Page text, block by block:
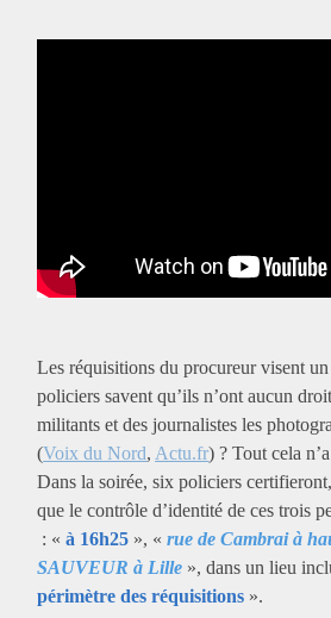
Les réquisitions du procureur visent
policiers savent qu’ils n’ont aucun
militants et des journalistes les
(Voix du Nord,Actu.fr) ? Tout cela
Dans la soirée, six policiers
que le contrôle d’identité de ces trois
: «à 16h25 », «rue de Cambrai à
SAUVEUR à Lille », dans un lieu
périmètre des réquisitions ».